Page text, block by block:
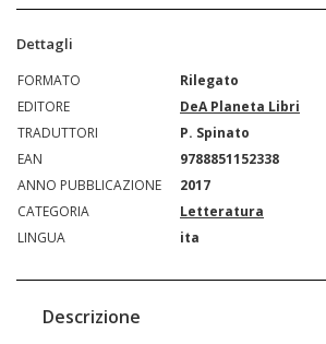
Dettagli
FORMATO
Rilegato
EDITORE
DeA Planeta Libri
TRADUTTORI
P. Spinato
EAN
9788851152338
ANNO PUBBLICAZIONE
2017
CATEGORIA
Letteratura
LINGUA
ita
Descrizione